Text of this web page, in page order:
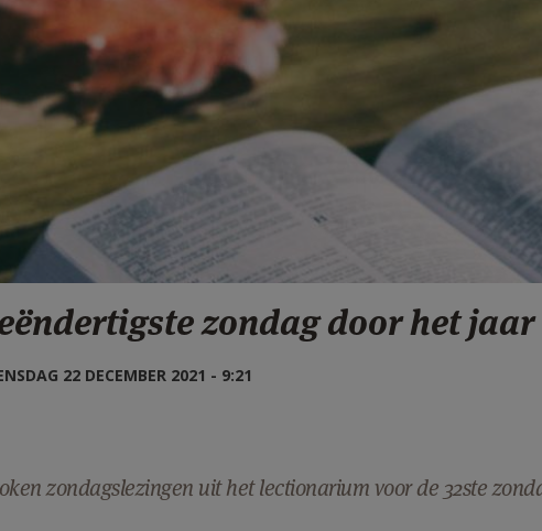
zondag door het jaar
22 DECEMBER 2021 - 9:21
zondagslezingen uit het lectionarium voor de 32ste